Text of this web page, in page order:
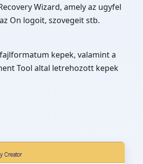
Wizard, amely az ugyfel
On logoit, szovegeit stb.
kepek, valamint a
Tool altal letrehozott kepek